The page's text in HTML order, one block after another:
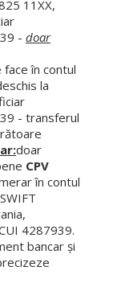
11XX,
- doar
în contul
la
- transferul
doar
CPV
în contul
4287939.
bancar și